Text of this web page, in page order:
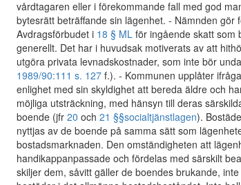
vårdtagaren eller i förekommande fall med god
bytesrätt beträffande sin lägenhet. - Nämnden gör
Avdragsförbudet i 18 § ML för ingående skatt som
generellt. Det har i huvudsak motiverats av att
utgöra privata levnadskostnader, som inte bör
1989/90:111 s. 127 f.). - Kommunen upplåter
enlighet med sin skyldighet att bereda äldre och
möjliga utsträckning, med hänsyn till deras
boende (jfr 20 och 21 §§socialtjänstlagen).
nyttjas av de boende på samma sätt som
bostadsmarknaden. Den omständigheten att
handikappanpassade och fördelas med särskilt
skiljer dem, såvitt gäller de boendes brukande,